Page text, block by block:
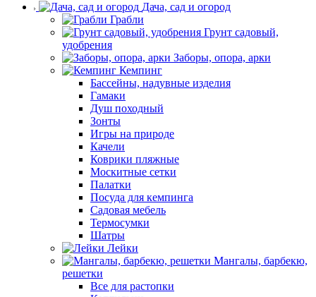
Дача, сад и огород
Грабли
Грунт садовый,
удобрения
Заборы, опора, арки
Кемпинг
Бассейны, надувные изделия
Гамаки
Душ походный
Зонты
Игры на природе
Качели
Коврики пляжные
Москитные сетки
Палатки
Посуда для кемпинга
Садовая мебель
Термосумки
Шатры
Лейки
Мангалы, барбекю,
решетки
Все для растопки